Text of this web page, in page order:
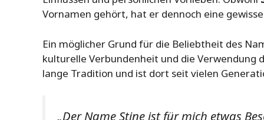
Vornamen gehört, hat er dennoch eine
Ein möglicher Grund für die Beliebtheit des
kulturelle Verbundenheit und die Verwendung
lange Tradition und ist dort seit vielen
„Der Name Stine ist für mich etwas